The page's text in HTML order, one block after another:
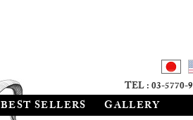
BEST SELLERS GALLERY
TEL : 03-5770-